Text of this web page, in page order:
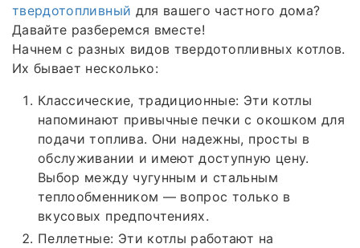
твердотопливный для вашего частного дома?
Давайте разберемся вместе!
Начнем с разных видов твердотопливных котлов.
Их бывает несколько:
Классические, традиционные: Эти котлы
напоминают привычные печки с окошком для
подачи топлива. Они надежны, просты в
обслуживании и имеют доступную цену.
Выбор между чугунным и стальным
теплообменником — вопрос только в
вкусовых предпочтениях.
Пеллетные: Эти котлы работают на